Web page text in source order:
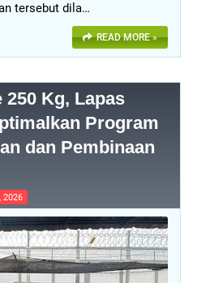
tersebut dila…
READ MORE »
250 Kg, Lapas
Program
dan Pembinaan
2026